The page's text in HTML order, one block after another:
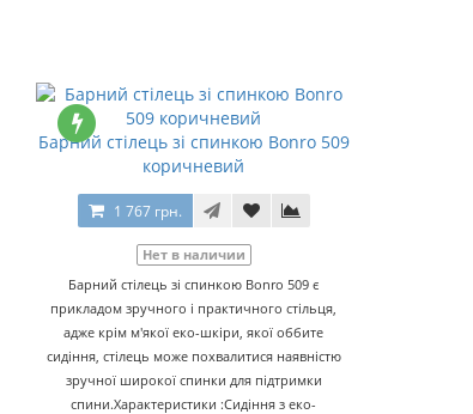
Барний стілець зі спинкою Bonro 509
коричневий
1 767 грн.
Нет в наличии
Барний стілець зі спинкою Bonro 509 є
прикладом зручного і практичного стільця,
адже крім м'якої еко-шкіри, якої оббите
сидіння, стілець може похвалитися наявністю
зручної широкої спинки для підтримки
спини.Характеристики :Сидіння з еко-